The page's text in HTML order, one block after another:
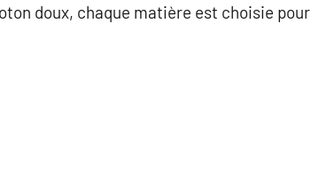
doux, chaque matière est choisie pour